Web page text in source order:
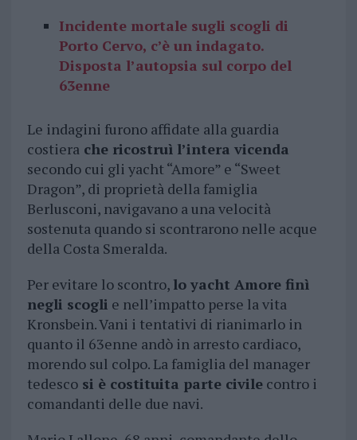
Incidente mortale sugli scogli di
Porto Cervo, c’è un indagato.
Disposta l’autopsia sul corpo del
63enne
Le indagini furono affidate alla guardia
costiera che ricostruì l’intera vicenda
secondo cui gli yacht “Amore” e “Sweet
Dragon”, di proprietà della famiglia
Berlusconi, navigavano a una velocità
sostenuta quando si scontrarono nelle acque
della Costa Smeralda.
Per evitare lo scontro, lo yacht Amore finì
negli scogli e nell’impatto perse la vita
Kronsbein. Vani i tentativi di rianimarlo in
quanto il 63enne andò in arresto cardiaco,
morendo sul colpo. La famiglia del manager
tedescosi è costituita parte civilecontro i
comandanti delle due navi.